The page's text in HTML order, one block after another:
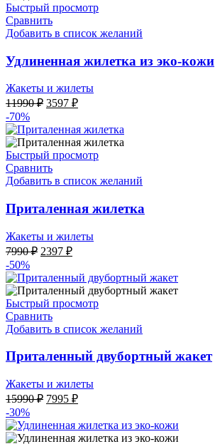
Быстрый просмотр
Сравнить
Добавить в список желаний
Удлиненная жилетка из эко-кожи
Жакеты и жилеты
11990₽ Первоначальная
составляла
11990 ₽.
3597 ₽Текущая
3597 ₽.
-70%
Быстрый просмотр
Сравнить
Добавить в список желаний
Приталенная жилетка
Жакеты и жилеты
7990₽ Первоначальная
составляла
7990 ₽.
2397 ₽Текущая
2397 ₽.
-50%
Быстрый просмотр
Сравнить
Добавить в список желаний
Приталенный двубортный жакет
Жакеты и жилеты
15990₽ Первоначальная
составляла
15990 ₽.
7995 ₽Текущая
7995 ₽.
-30%